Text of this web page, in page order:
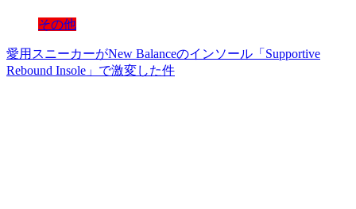
その他
愛用スニーカーがNew Balanceのインソール「Supportive
Rebound Insole」で激変した件